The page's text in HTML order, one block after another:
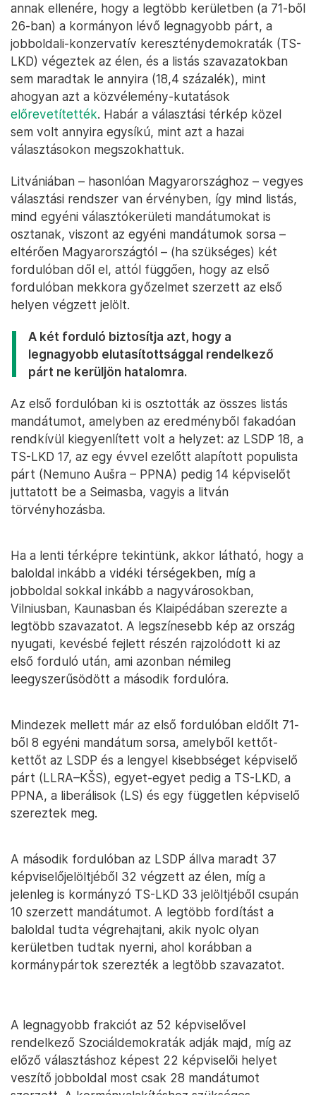
annak ellenére, hogy a legtöbb kerületben (a 71-ből
26-ban) a kormányon lévő legnagyobb párt, a
jobboldali-konzervatív kereszténydemokraták (TS-
LKD) végeztek az élen, és a listás szavazatokban
sem maradtak le annyira (18,4 százalék), mint
ahogyan azt a közvélemény-kutatások
előrevetítették. Habár a választási térkép közel
sem volt annyira egysíkú, mint azt a hazai
választásokon megszokhattuk.
Litvániában – hasonlóan Magyarországhoz – vegyes
választási rendszer van érvényben, így mind listás,
mind egyéni választókerületi mandátumokat is
osztanak, viszont az egyéni mandátumok sorsa –
eltérően Magyarországtól – (ha szükséges) két
fordulóban dől el, attól függően, hogy az első
fordulóban mekkora győzelmet szerzett az első
helyen végzett jelölt.
A két forduló biztosítja azt, hogy a
legnagyobb elutasítottsággal rendelkező
párt ne kerüljön hatalomra.
Az első fordulóban ki is osztották az összes listás
mandátumot, amelyben az eredményből fakadóan
rendkívül kiegyenlített volt a helyzet: az LSDP 18, a
TS-LKD 17, az egy évvel ezelőtt alapított populista
párt (Nemuno Aušra – PPNA) pedig 14 képviselőt
juttatott be a Seimasba, vagyis a litván
törvényhozásba.
Ha a lenti térképre tekintünk, akkor látható, hogy a
baloldal inkább a vidéki térségekben, míg a
jobboldal sokkal inkább a nagyvárosokban,
Vilniusban, Kaunasban és Klaipédában szerezte a
legtöbb szavazatot. A legszínesebb kép az ország
nyugati, kevésbé fejlett részén rajzolódott ki az
első forduló után, ami azonban némileg
leegyszerűsödött a második fordulóra.
Mindezek mellett már az első fordulóban eldőlt 71-
ből 8 egyéni mandátum sorsa, amelyből kettőt-
kettőt az LSDP és a lengyel kisebbséget képviselő
párt (LLRA–KŠS), egyet-egyet pedig a TS-LKD, a
PPNA, a liberálisok (LS) és egy független képviselő
szereztek meg.
A második fordulóban az LSDP állva maradt 37
képviselőjelöltjéből 32 végzett az élen, míg a
jelenleg is kormányzó TS-LKD 33 jelöltjéből csupán
10 szerzett mandátumot. A legtöbb fordítást a
baloldal tudta végrehajtani, akik nyolc olyan
kerületben tudtak nyerni, ahol korábban a
kormánypártok szerezték a legtöbb szavazatot.
A legnagyobb frakciót az 52 képviselővel
rendelkező Szociáldemokraták adják majd, míg az
előző választáshoz képest 22 képviselői helyet
veszítő jobboldal most csak 28 mandátumot